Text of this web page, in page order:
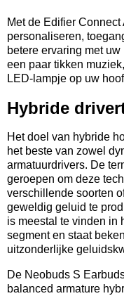
Met de Edifier
personaliseren,
betere ervaring met
een paar tikken
LED-lampje op uw
Hybride
Het doel van hybride
het beste van zowel
armatuurdrivers. De
geroepen om deze
verschillende soorten
geweldig geluid te
is meestal te vinden in
segment en staat
uitzonderlijke
De Neobuds S
balanced armature